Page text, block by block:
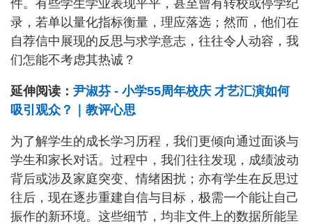
件。有些学生学业表现平平，甚至曾有转校或停学纪
录，若单以量化指标衡量，理应落选；然而，他们在
自荐信中展现的反思与求学意志，往往令人动容，我
们怎能不考虑其热诚？
延伸阅读： 尹淑芬 - 小学55周年校庆 才艺汇演如何
吸引观众？｜教评心思
为了解学生的成长学习历程，我们更倾向通过面谈与
学生和家长对话。过程中，我们往往发现，成绩波动
背后或涉及家庭突变、情绪困扰；亦有学生在反思过
往后，现在逐步重建自信与目标，极需一个能让自己
振作的新环境。这些细节，均非文件上的数据所能呈